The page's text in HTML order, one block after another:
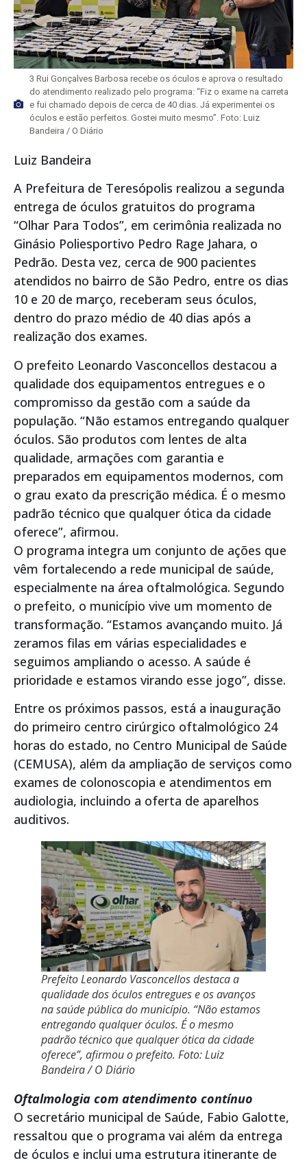
3 Rui Gonçalves Barbosa recebe os óculos e aprova o resultado
do atendimento realizado pelo programa: “Fiz o exame na carreta
e fui chamado depois de cerca de 40 dias. Já experimentei os
óculos e estão perfeitos. Gostei muito mesmo”. Foto: Luiz
Bandeira / O Diário
Luiz Bandeira
A Prefeitura de Teresópolis realizou a segunda
entrega de óculos gratuitos do programa
“Olhar Para Todos”, em cerimônia realizada no
Ginásio Poliesportivo Pedro Rage Jahara, o
Pedrão. Desta vez, cerca de 900 pacientes
atendidos no bairro de São Pedro, entre os dias
10 e 20 de março, receberam seus óculos,
dentro do prazo médio de 40 dias após a
realização dos exames.
O prefeito Leonardo Vasconcellos destacou a
qualidade dos equipamentos entregues e o
compromisso da gestão com a saúde da
população. “Não estamos entregando qualquer
óculos. São produtos com lentes de alta
qualidade, armações com garantia e
preparados em equipamentos modernos, com
o grau exato da prescrição médica. É o mesmo
padrão técnico que qualquer ótica da cidade
oferece”, afirmou.
O programa integra um conjunto de ações que
vêm fortalecendo a rede municipal de saúde,
especialmente na área oftalmológica. Segundo
o prefeito, o município vive um momento de
transformação. “Estamos avançando muito. Já
zeramos filas em várias especialidades e
seguimos ampliando o acesso. A saúde é
prioridade e estamos virando esse jogo”, disse.
Entre os próximos passos, está a inauguração
do primeiro centro cirúrgico oftalmológico 24
horas do estado, no Centro Municipal de Saúde
(CEMUSA), além da ampliação de serviços como
exames de colonoscopia e atendimentos em
audiologia, incluindo a oferta de aparelhos
auditivos.
Prefeito Leonardo Vasconcellos destaca a
qualidade dos óculos entregues e os avanços
na saúde pública do município. “Não estamos
entregando qualquer óculos. É o mesmo
padrão técnico que qualquer ótica da cidade
oferece”, afirmou o prefeito. Foto: Luiz
Bandeira / O Diário
Oftalmologia com atendimento contínuo
O secretário municipal de Saúde, Fabio Galotte,
ressaltou que o programa vai além da entrega
de óculos e inclui uma estrutura itinerante de